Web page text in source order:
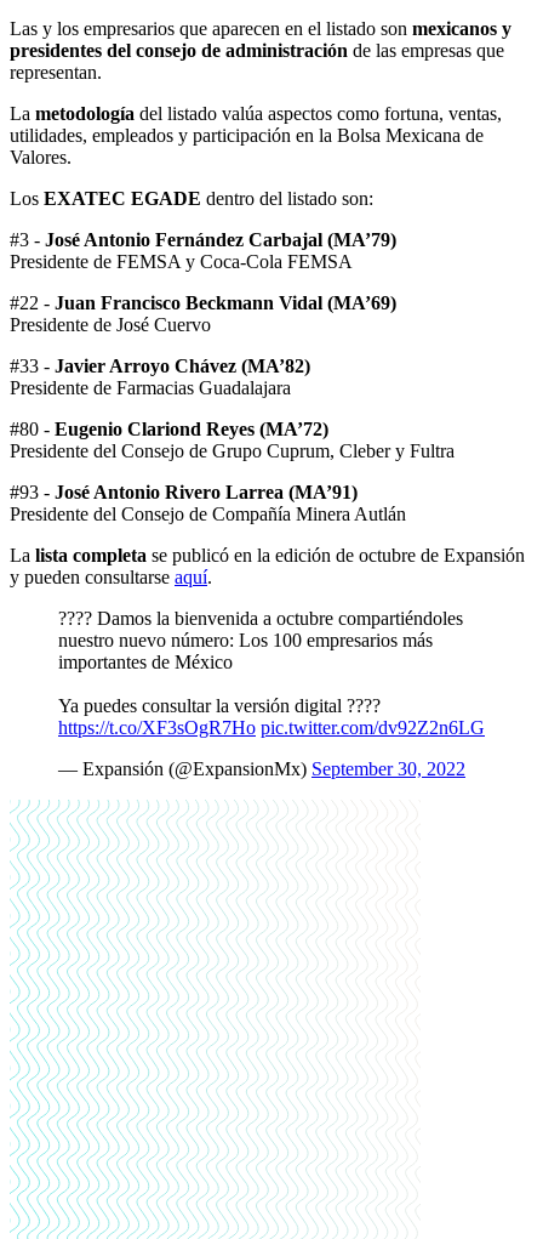
Las y los empresarios que aparecen en el listado son mexicanos y
presidentes del consejo de administración de las empresas que
representan.
La metodología del listado valúa aspectos como fortuna, ventas,
utilidades, empleados y participación en la Bolsa Mexicana de
Valores.
Los EXATEC EGADE dentro del listado son:
#3 - José Antonio Fernández Carbajal (MA’79)
Presidente de FEMSA y Coca-Cola FEMSA
#22 - Juan Francisco Beckmann Vidal (MA’69)
Presidente de José Cuervo
#33 - Javier Arroyo Chávez (MA’82)
Presidente de Farmacias Guadalajara
#80 - Eugenio Clariond Reyes (MA’72)
Presidente del Consejo de Grupo Cuprum, Cleber y Fultra
#93 - José Antonio Rivero Larrea (MA’91)
Presidente del Consejo de Compañía Minera Autlán
La lista completa se publicó en la edición de octubre de Expansión
y pueden consultarse aquí.
???? Damos la bienvenida a octubre compartiéndoles
nuestro nuevo número: Los 100 empresarios más
importantes de México
Ya puedes consultar la versión digital ????
https://t.co/XF3sOgR7Ho pic.twitter.com/dv92Z2n6LG
— Expansión (@ExpansionMx) September 30, 2022